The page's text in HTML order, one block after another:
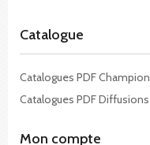
Catalogue
Catalogues PDF Champion
Catalogues PDF Diffusions
Mon compte